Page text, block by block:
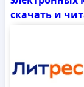
скачать и